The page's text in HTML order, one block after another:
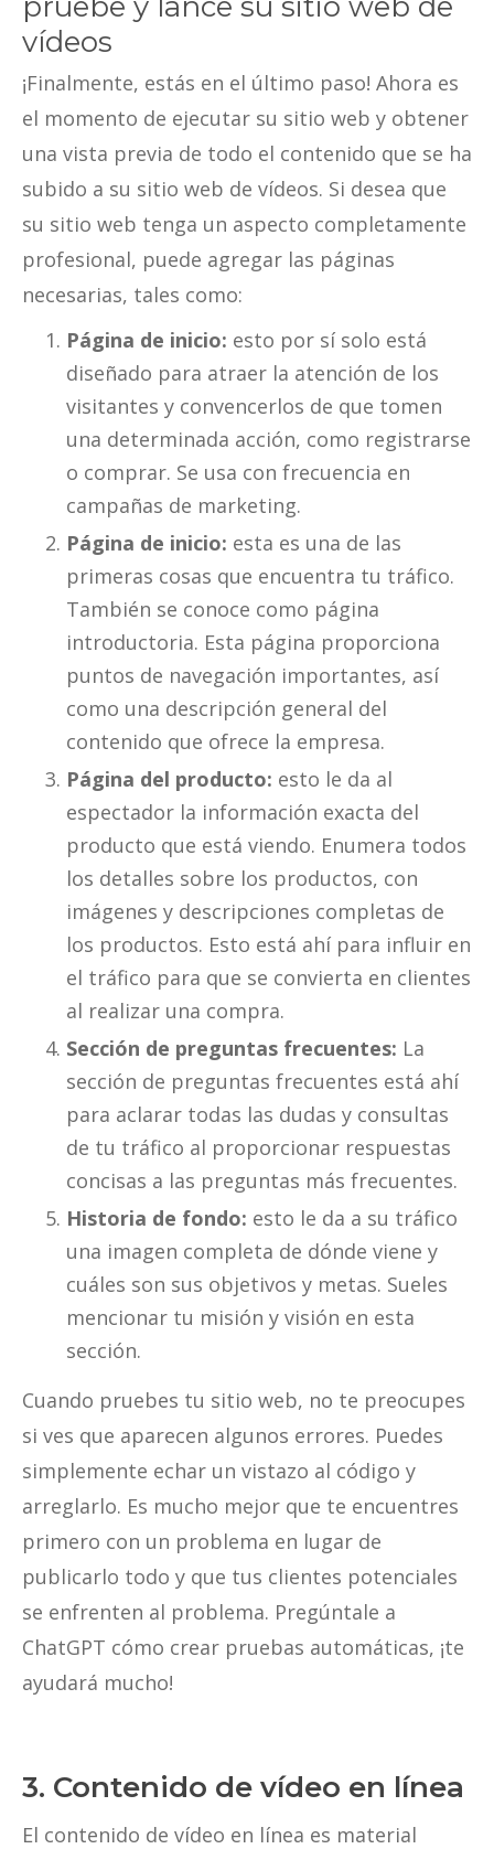
vídeos
¡Finalmente, estás en el último paso! Ahora es
el momento de ejecutar su sitio web y obtener
una vista previa de todo el contenido que se ha
subido a su sitio web de vídeos. Si desea que
su sitio web tenga un aspecto completamente
profesional, puede agregar las páginas
necesarias, tales como:
Página de inicio: esto por sí solo está
diseñado para atraer la atención de los
visitantes y convencerlos de que tomen
una determinada acción, como registrarse
o comprar. Se usa con frecuencia en
campañas de marketing.
Página de inicio: esta es una de las
primeras cosas que encuentra tu tráfico.
También se conoce como página
introductoria. Esta página proporciona
puntos de navegación importantes, así
como una descripción general del
contenido que ofrece la empresa.
Página del producto: esto le da al
espectador la información exacta del
producto que está viendo. Enumera todos
los detalles sobre los productos, con
imágenes y descripciones completas de
los productos. Esto está ahí para influir en
el tráfico para que se convierta en clientes
al realizar una compra.
Sección de preguntas frecuentes: La
sección de preguntas frecuentes está ahí
para aclarar todas las dudas y consultas
de tu tráfico al proporcionar respuestas
concisas a las preguntas más frecuentes.
Historia de fondo: esto le da a su tráfico
una imagen completa de dónde viene y
cuáles son sus objetivos y metas. Sueles
mencionar tu misión y visión en esta
sección.
Cuando pruebes tu sitio web, no te preocupes
si ves que aparecen algunos errores. Puedes
simplemente echar un vistazo al código y
arreglarlo. Es mucho mejor que te encuentres
primero con un problema en lugar de
publicarlo todo y que tus clientes potenciales
se enfrenten al problema. Pregúntale a
ChatGPT cómo crear pruebas automáticas, ¡te
ayudará mucho!
3. Contenido de vídeo en línea
El contenido de vídeo en línea es material